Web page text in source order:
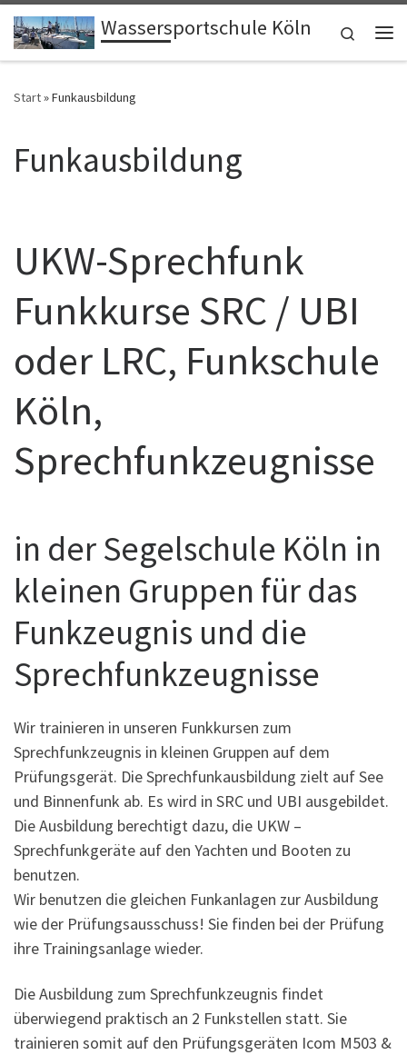
Zum Inhalt springenWassersportschule Köln
Search
Start»Funkausbildung
Funkausbildung
UKW-Sprechfunk
Funkkurse SRC / UBI
oder LRC, Funkschule
Köln,
Sprechfunkzeugnisse
in der Segelschule Köln in
kleinen Gruppen für das
Funkzeugnis und die
Sprechfunkzeugnisse
Wir trainieren in unseren Funkkursen zum
Sprechfunkzeugnis in kleinen Gruppen auf dem
Prüfungsgerät. Die Sprechfunkausbildung zielt auf See
und Binnenfunk ab. Es wird in SRC und UBI ausgebildet.
Die Ausbildung berechtigt dazu, die UKW –
Sprechfunkgeräte auf den Yachten und Booten zu
benutzen.
Wir benutzen die gleichen Funkanlagen zur Ausbildung
wie der Prüfungsausschuss! Sie finden bei der Prüfung
ihre Trainingsanlage wieder.
Die Ausbildung zum Sprechfunkzeugnis findet
überwiegend praktisch an 2 Funkstellen statt. Sie
trainieren somit auf den Prüfungsgeräten Icom M503 &